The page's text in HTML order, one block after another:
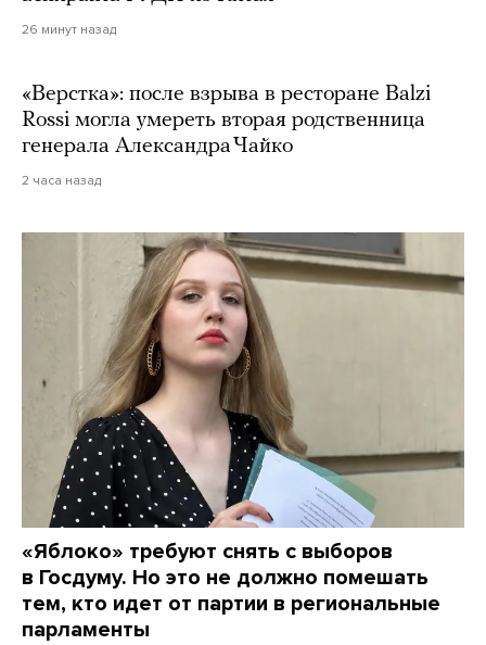
26 минут назад
«Верстка»: после взрыва в ресторане Balzi
Rossi могла умереть вторая родственница
генерала Александра Чайко
2 часа назад
«Яблоко» требуют снять с выборов
в Госдуму. Но это не должно помешать
тем, кто идет от партии в региональные
парламенты